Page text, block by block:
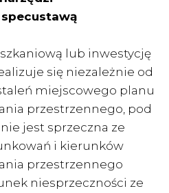
lub inwestycję
się niezależnie od
miejscowego planu
przestrzennego, pod
jest sprzeczna ze
i kierunków
przestrzennego
niesprzeczności ze